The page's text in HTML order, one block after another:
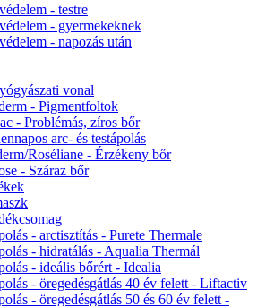
- testre
- gyermekeknek
- napozás után
vonal
- Pigmentfoltok
- Problémás, zíros bőr
arc- és testápolás
Roséliane - Érzékeny bőr
- Száraz bőr
- arctisztítás - Purete Thermale
- hidratálás - Aqualia Thermál
- ideális bőrért - Idealia
- öregedésgátlás 40 év felett - Liftactiv
- öregedésgátlás 50 és 60 év felett -